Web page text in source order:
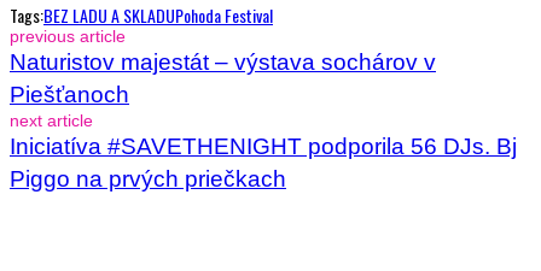
Tags:BEZ LADU A SKLADUPohoda Festival
previous article
Naturistov majestát – výstava sochárov v
Piešťanoch
next article
Iniciatíva #SAVETHENIGHT podporila 56 DJs. Bj
Piggo na prvých priečkach